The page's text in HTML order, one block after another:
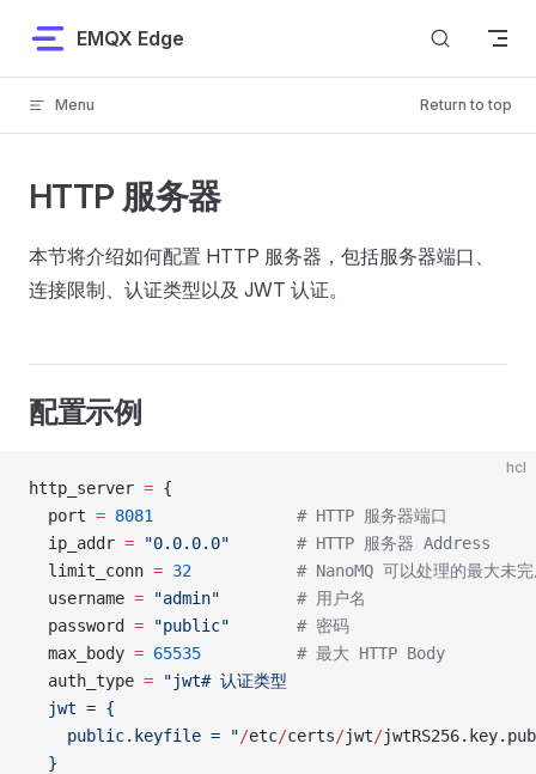
Skip to content
EMQX Edge
Menu Return to top
HTTP 服务器
本节将介绍如何配置 HTTP 服务器，包括服务器端口、
连接限制、认证类型以及 JWT 认证。
配置示例
hcl
http_server = {
  port
= 8081
               # HTTP 服务器端口
  ip_addr
= "0.0.0.0"
       # HTTP 服务器 Address
  limit_conn
= 32
# NanoMQ 可以处理的最大未完
  username
= "admin"
        # 用户名
  password
= "public"
       # 密码
  max_body
= 65535
          # 最大 HTTP Body
  auth_type
= "jwt# 认证类型
  jwt = {
    public.keyfile = "
/etc/certs/jwt/jwtRS256.key.pub
  }